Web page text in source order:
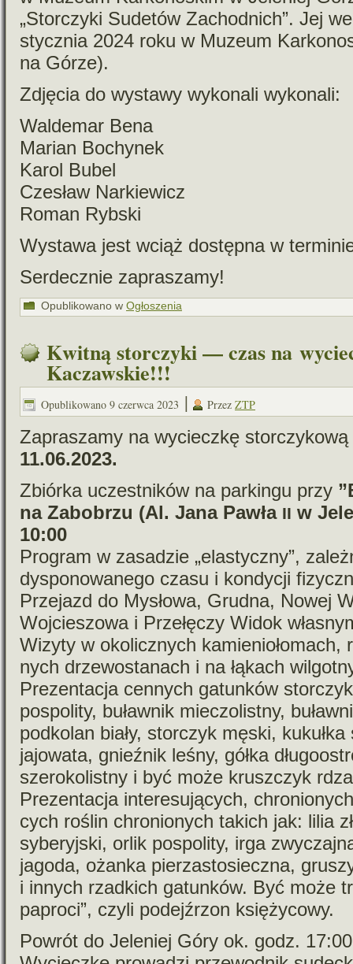
„Storczyki Sudetów Zachodnich”. Jej
stycz­nia 2024 roku w Muzeum
na Górze).
Zdjęcia do wystawy wyko­nali wykonali:
Waldemar Bena
Marian Bochynek
Karol Bubel
Czesław Narkiewicz
Roman Rybski
Wystawa jest wciąż dostępna w
Serdecznie zapra­szamy!
Opublikowano w Ogłoszenia
Kwitną storczyki — czas na
Kaczawskie!!!
Opublikowano 9 czerwca 2023 | Przez ZTP
Zapraszamy na wycieczkę stor­czy­kową
11.06.2023.
Zbiórka uczest­ni­ków na par­kingu przy
na Zabobrzu (Al. Jana Pawła II w
10:00
Program w zasa­dzie „ela­styczny”,
dys­po­no­wa­nego czasu i kon­dy­cji
Przejazd do Mysłowa, Grudna, Nowej
Wojcieszowa i Przełęczy Widok
Wizyty w oko­licz­nych
nych drze­wo­sta­nach i na łąkach
Prezentacja cen­nych gatun­ków
pospo­lity, buław­nik mie­czo­listny,
pod­ko­lan biały, stor­czyk męski,
jajo­wata, gnieź­nik leśny, gółka
sze­ro­ko­listny i być może krusz­czyk
Prezentacja inte­re­su­ją­cych,
cych roślin chro­nio­nych takich jak: lilia
sybe­ryj­ski, orlik pospo­lity, irga
jagoda, ożanka pie­rza­sto­sieczna,
i innych rzad­kich gatun­ków. Być może
paproci”, czyli podej­źrzon księżycowy.
Powrót do Jeleniej Góry ok. godz. 17:00